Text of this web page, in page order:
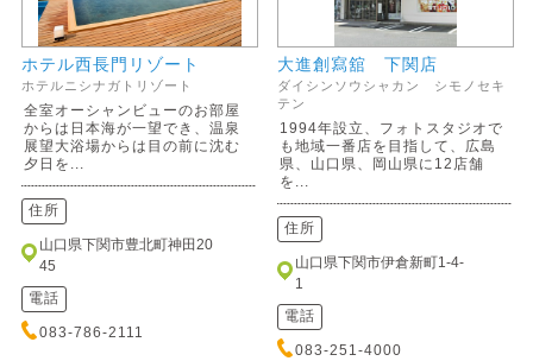
ホテル西長門リゾート
ホテルニシナガトリゾート
全室オーシャンビューのお部屋
からは日本海が一望でき、温泉
展望大浴場からは目の前に沈む
夕日を...
住所
山口県下関市豊北町神田20
45
電話
083-786-2111
大進創寫舘 下関店
ダイシンソウシャカン シモノセキ
テン
1994年設立、フォトスタジオで
も地域一番店を目指して、広島
県、山口県、岡山県に12店舗
を...
住所
山口県下関市伊倉新町1-4-
1
電話
083-251-4000